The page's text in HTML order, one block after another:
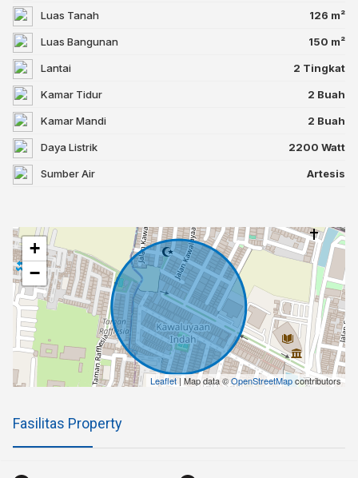
Luas Tanah 126 m²
Luas Bangunan 150 m²
Lantai 2 Tingkat
Kamar Tidur 2 Buah
Kamar Mandi 2 Buah
Daya Listrik 2200 Watt
Sumber Air Artesis
+
−
Leaflet | Map data ©OpenStreetMapcontributors
Fasilitas Property